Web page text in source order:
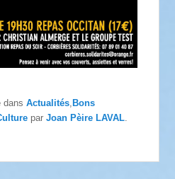
dansActualités Bons
parJoan Pèire LAVAL